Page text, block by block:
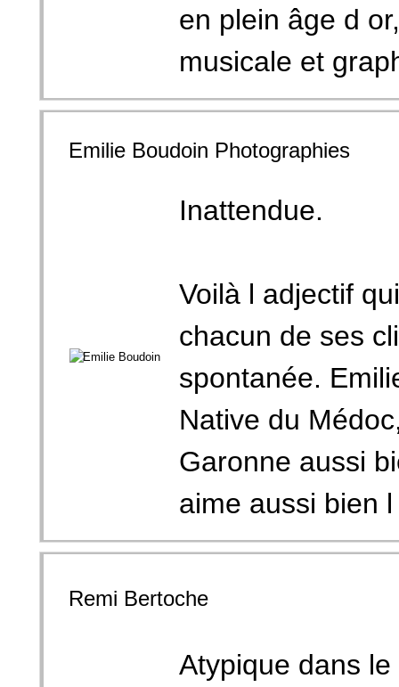
en plein âge d
musicale et
Emilie Boudoin Photographies
Inattendue.
Voilà l adjectif
chacun de ses
spontanée.
Native du
Garonne aussi
aime aussi bien
Remi Bertoche
Atypique dans